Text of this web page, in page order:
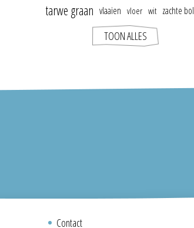
tarwe graan vlaaien vloer wit zachte bol
TOON ALLES
Contact